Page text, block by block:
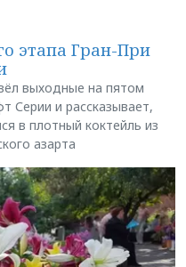
этапа Гран-При
выходные на пятом
Серии и рассказывает,
в плотный коктейль из
азарта